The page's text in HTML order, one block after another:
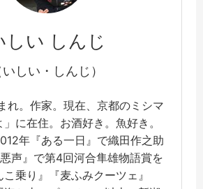
しい しんじ
いしい・しんじ）
れ。作家。現在、京都のミシマ
に在住。お酒好き。魚好き。
年『ある一日』で織田作之助
声』で第4回河合隼雄物語賞を
乗り』『麦ふみクーツェ』